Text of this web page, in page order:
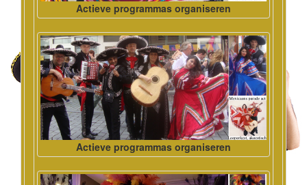
Actieve programmas organiseren
Actieve programmas organiseren